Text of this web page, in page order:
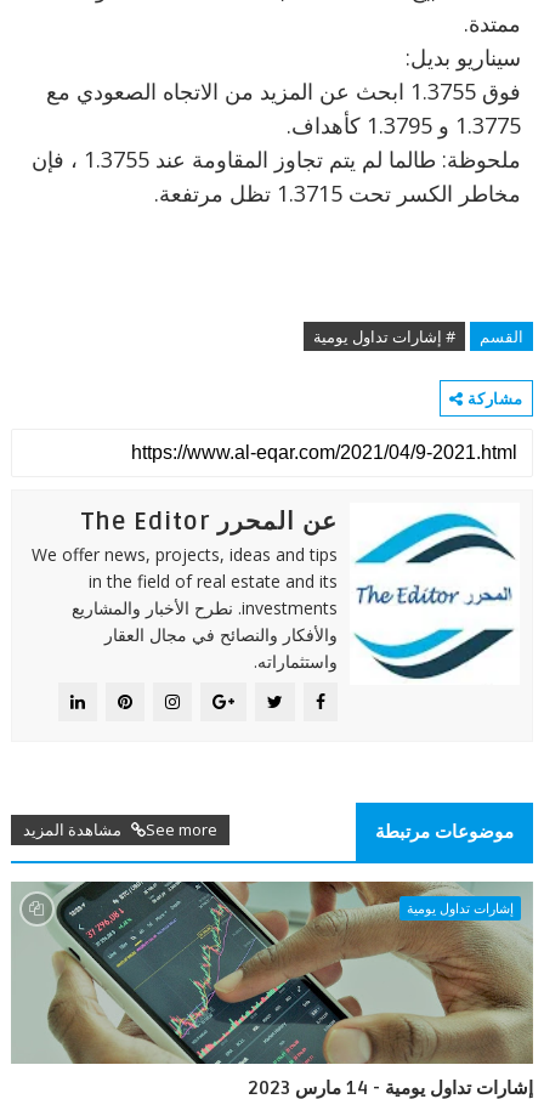
ممتدة.
سيناريو بديل:
فوق 1.3755 ابحث عن المزيد من الاتجاه الصعودي مع
1.3775 و 1.3795 كأهداف.
ملحوظة: طالما لم يتم تجاوز المقاومة عند 1.3755 ، فإن
مخاطر الكسر تحت 1.3715 تظل مرتفعة.
القسم # إشارات تداول يومية
مشاركة
عن المحرر The Editor
We offer news, projects, ideas and tips
in the field of real estate and its
investments. نطرح الأخبار والمشاريع
والأفكار والنصائح في مجال العقار
واستثماراته.
موضوعات مرتبطة See more مشاهدة المزيد
إشارات تداول يومية
إشارات تداول يومية - 14 مارس 2023